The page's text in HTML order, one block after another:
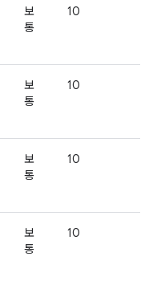
보
통
10
보
통
10
보
통
10
보
통
10